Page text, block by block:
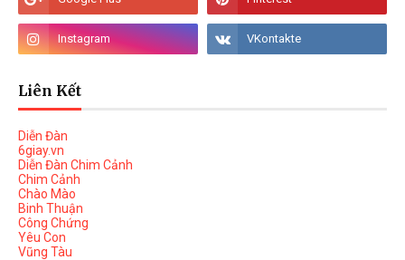
Liên Kết
Diễn Đàn
6giay.vn
Diễn Đàn Chim Cảnh
Chim Cảnh
Chào Mào
Binh Thuận
Công Chứng
Yêu Con
Vũng Tàu